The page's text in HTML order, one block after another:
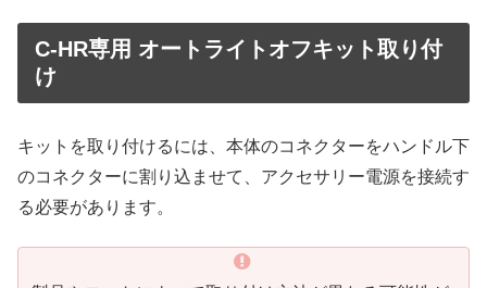
C-HR専用 オートライトオフキット取り付
け
キットを取り付けるには、本体のコネクターをハンドル下
のコネクターに割り込ませて、アクセサリー電源を接続す
る必要があります。